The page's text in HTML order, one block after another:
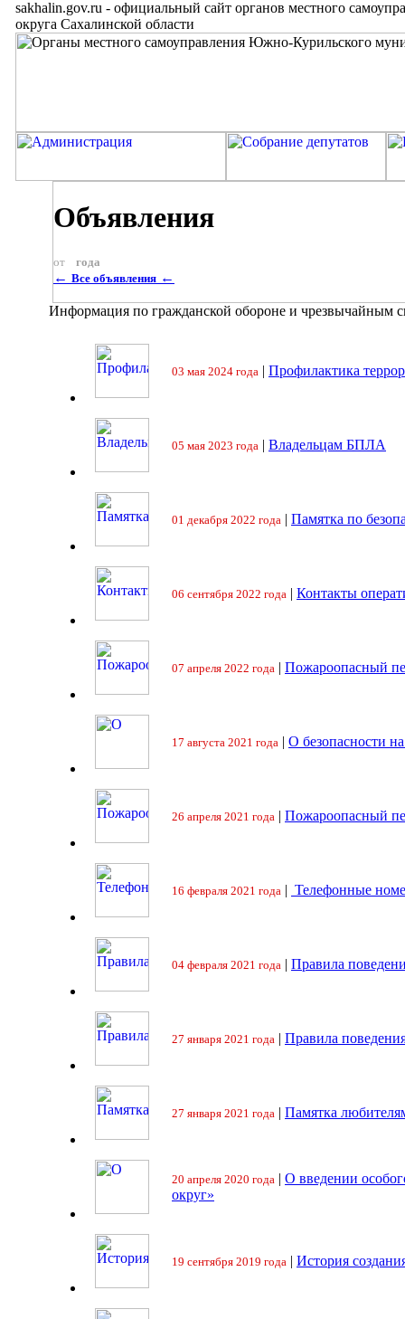
sakhalin.gov.ru - официальный сайт органов местного
округа Сахалинской области
Объявления
от года
← Все объявления ←
Информация по гражданской обороне и чрезвычайным
03 мая 2024 года | Профилактика
05 мая 2023 года | Владельцам БПЛА
01 декабря 2022 года | Памятка по
06 сентября 2022 года | Контакты
07 апреля 2022 года | Пожароопасный
17 августа 2021 года | О безопасности
26 апреля 2021 года | Пожароопасный
16 февраля 2021 года | Телефонные
04 февраля 2021 года | Правила
27 января 2021 года | Правила
27 января 2021 года | Памятка
20 апреля 2020 года | О введении
округ»
19 сентября 2019 года | История